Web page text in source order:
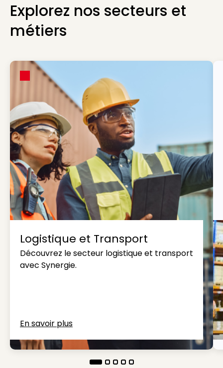
Explorez nos secteurs et
métiers
Logistique et Transport
Découvrez le secteur logistique et transport
avec Synergie.
En savoir plus